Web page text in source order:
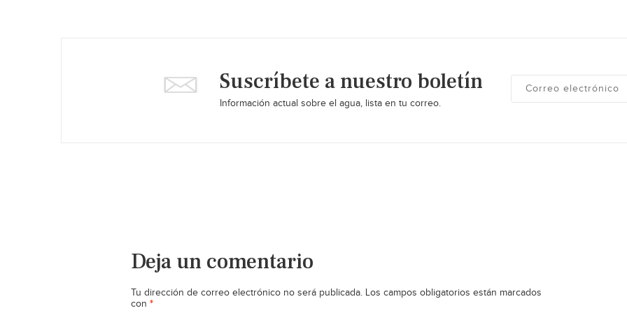
Suscríbete a nuestro boletín
Información actual sobre el agua, lista en tu correo.
Deja un comentario
Tu dirección de correo electrónico no será publicada. Los campos obligatorios están marcados
con *